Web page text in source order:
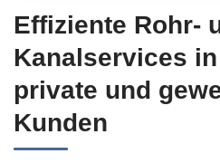
Effiziente Rohr-
Kanalservices
private und
Kunden